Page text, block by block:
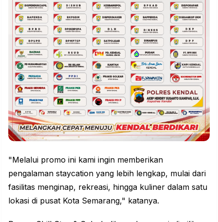
"Melalui promo ini kami ingin memberikan
pengalaman staycation yang lebih lengkap, mulai dari
fasilitas menginap, rekreasi, hingga kuliner dalam satu
lokasi di pusat Kota Semarang," katanya.